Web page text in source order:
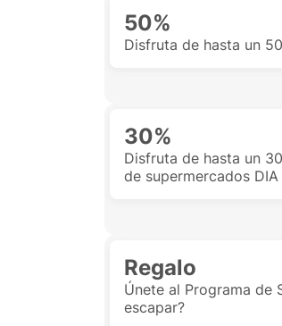
50%
Disfruta de hasta un
30%
Disfruta de hasta un
de supermercados DIA
Regalo
Únete al Programa de
escapar?